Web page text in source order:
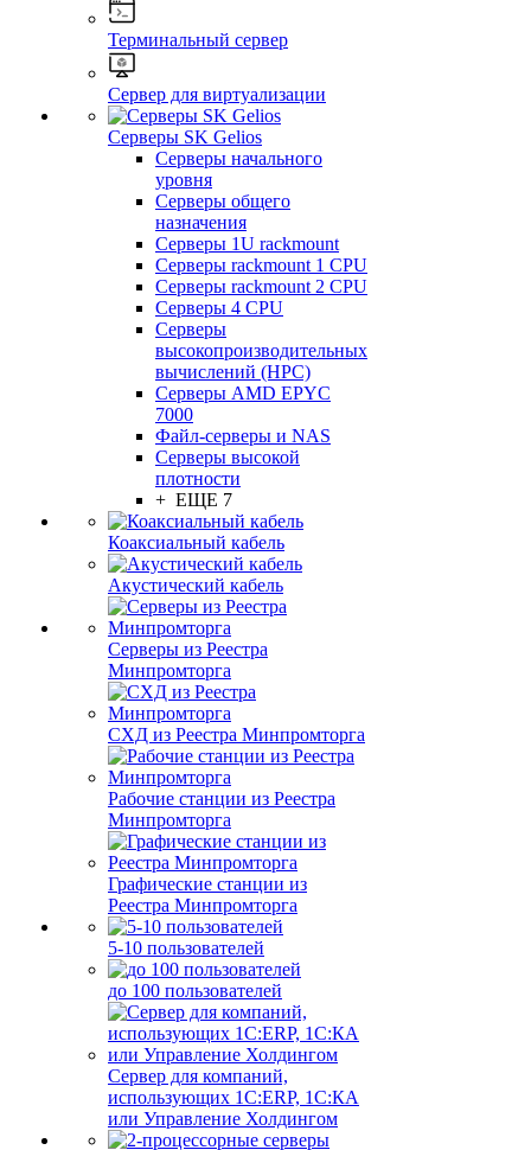
Терминальный сервер
Сервер для виртуализации
Серверы SK Gelios
Серверы начального
уровня
Серверы общего
назначения
Серверы 1U rackmount
Серверы rackmount 1 CPU
Серверы rackmount 2 CPU
Серверы 4 CPU
Серверы
высокопроизводительных
вычислений (HPC)
Серверы AMD EPYC
7000
Файл-серверы и NAS
Серверы высокой
плотности
+ ЕЩЕ 7
Коаксиальный кабель
Акустический кабель
Серверы из Реестра
Минпромторга
СХД из Реестра Минпромторга
Рабочие станции из Реестра
Минпромторга
Графические станции из
Реестра Минпромторга
5-10 пользователей
до 100 пользователей
Сервер для компаний,
использующих 1C:ERP, 1С:КА
или Управление Холдингом